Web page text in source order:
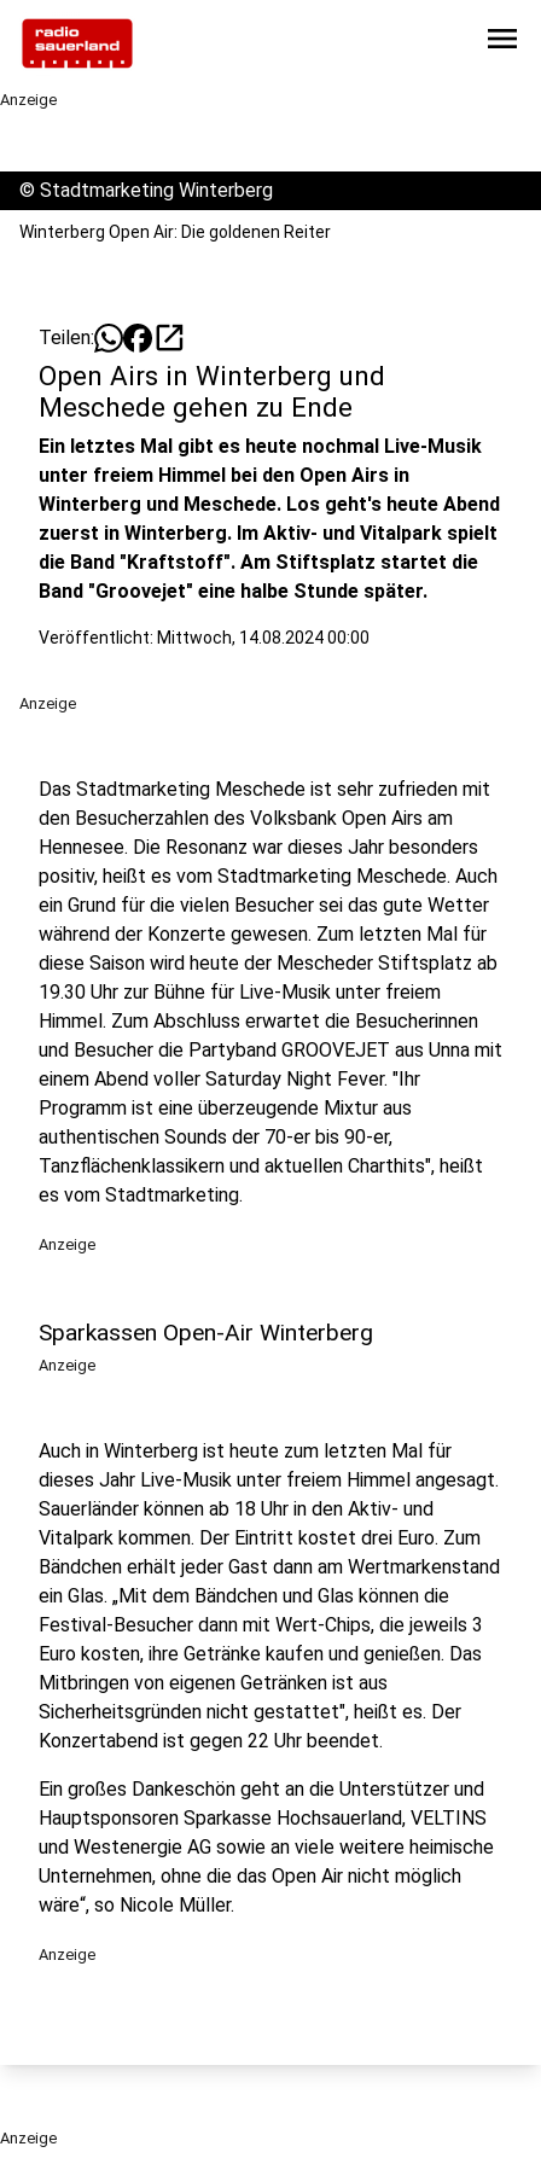
menu
Anzeige
© Stadtmarketing Winterberg
Winterberg Open Air: Die goldenen Reiter
Teilen: open_in_new
Open Airs in Winterberg und
Meschede gehen zu Ende
Ein letztes Mal gibt es heute nochmal Live-Musik
unter freiem Himmel bei den Open Airs in
Winterberg und Meschede. Los geht's heute Abend
zuerst in Winterberg. Im Aktiv- und Vitalpark spielt
die Band "Kraftstoff". Am Stiftsplatz startet die
Band "Groovejet" eine halbe Stunde später.
Veröffentlicht: Mittwoch, 14.08.2024 00:00
Anzeige
Das Stadtmarketing Meschede ist sehr zufrieden mit
den Besucherzahlen des Volksbank Open Airs am
Hennesee. Die Resonanz war dieses Jahr besonders
positiv, heißt es vom Stadtmarketing Meschede. Auch
ein Grund für die vielen Besucher sei das gute Wetter
während der Konzerte gewesen. Zum letzten Mal für
diese Saison wird heute der Mescheder Stiftsplatz ab
19.30 Uhr zur Bühne für Live-Musik unter freiem
Himmel. Zum Abschluss erwartet die Besucherinnen
und Besucher die Partyband GROOVEJET aus Unna mit
einem Abend voller Saturday Night Fever. "Ihr
Programm ist eine überzeugende Mixtur aus
authentischen Sounds der 70-er bis 90-er,
Tanzflächenklassikern und aktuellen Charthits", heißt
es vom Stadtmarketing.
Anzeige
Sparkassen Open-Air Winterberg
Anzeige
Auch in Winterberg ist heute zum letzten Mal für
dieses Jahr Live-Musik unter freiem Himmel angesagt.
Sauerländer können ab 18 Uhr in den Aktiv- und
Vitalpark kommen. Der Eintritt kostet drei Euro. Zum
Bändchen erhält jeder Gast dann am Wertmarkenstand
ein Glas. „Mit dem Bändchen und Glas können die
Festival-Besucher dann mit Wert-Chips, die jeweils 3
Euro kosten, ihre Getränke kaufen und genießen. Das
Mitbringen von eigenen Getränken ist aus
Sicherheitsgründen nicht gestattet", heißt es. Der
Konzertabend ist gegen 22 Uhr beendet.
Ein großes Dankeschön geht an die Unterstützer und
Hauptsponsoren Sparkasse Hochsauerland, VELTINS
und Westenergie AG sowie an viele weitere heimische
Unternehmen, ohne die das Open Air nicht möglich
wäre“, so Nicole Müller.
Anzeige
Anzeige